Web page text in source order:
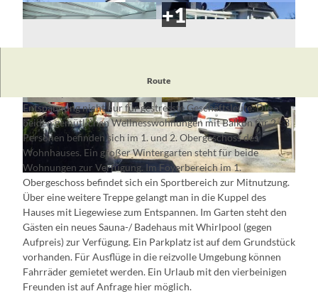
H
a
u
s
a
n
s
i
W
i
n
t
e
r
g
a
r
t
e
n
H
a
u
s
a
n
s
i
c
h
t
2
Route
Die Villa "Falling Star" ist nur 100 m vom Scharmützelsee und
Entspannung nicht nur für gestresste Geschäftsleute. Die
beiden gemütlichen Wellnesswohnungen mit Balkon für 2 - 3
Personen befinden sich im 1. und 2. Obergeschoss des
Wohnhauses. Ein großer Wintergarten steht für beide
Wohnungen zur Verfügung. Im Foyerbereich im 1.
Obergeschoss befindet sich ein Sportbereich zur Mitnutzung.
Über eine weitere Treppe gelangt man in die Kuppel des
Hauses mit Liegewiese zum Entspannen. Im Garten steht den
Gästen ein neues Sauna-/ Badehaus mit Whirlpool (gegen
Aufpreis) zur Verfügung. Ein Parkplatz ist auf dem Grundstück
vorhanden. Für Ausflüge in die reizvolle Umgebung können
Fahrräder gemietet werden. Ein Urlaub mit den vierbeinigen
Freunden ist auf Anfrage hier möglich.